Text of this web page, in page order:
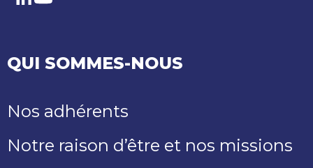
LinkedIn
Youtube
QUI SOMMES-NOUS
Nos adhérents
Notre raison d’être et nos missions